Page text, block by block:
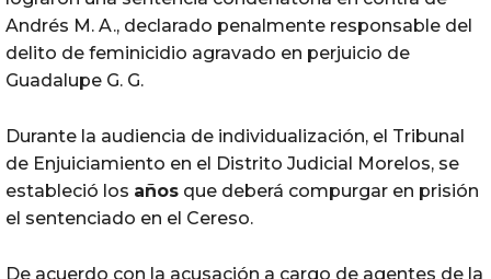
Andrés M. A., declarado penalmente responsable del
delito de feminicidio agravado en perjuicio de
Guadalupe G. G.
Durante la audiencia de individualización, el Tribunal
de Enjuiciamiento en el Distrito Judicial Morelos, se
estableció los años que deberá compurgar en prisión
el sentenciado en el Cereso.
De acuerdo con la acusación a cargo de agentes de la